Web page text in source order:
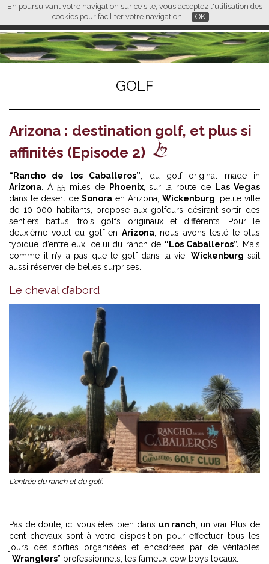
En poursuivant votre navigation sur ce site, vous acceptez l'utilisation des
cookies pour faciliter votre navigation.
OK
FR EN CN
L M
GOLF
Arizona : destination golf, et plus si
affinités (Episode 2)
“Rancho de los Caballeros” , du golf original made in
Arizona . À 55 miles de Phoenix, sur la route de
Las Vegas
dans le désert de Sonora en Arizona, Wickenburg , petite ville
de 10 000 habitants, propose aux golfeurs désirant sortir des
sentiers battus, trois golfs originaux et différents. Pour le
deuxième volet du golf en Arizona, nous avons testé le plus
typique d’entre eux, celui du ranch de “Los Caballeros”. Mais
comme il n’y a pas que le golf dans la vie, Wickenburg sait
aussi réserver de belles surprises...
Le cheval d’abord
L'entrée du ranch et du golf.
Pas de doute, ici vous êtes bien dans un ranch , un vrai. Plus de
cent chevaux sont à votre disposition pour effectuer tous les
jours des sorties organisées et encadrées par de véritables
“Wranglers” professionnels, les fameux cow boys locaux.